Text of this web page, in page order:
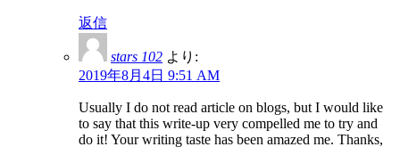
返信
stars 102 より:
2019年8月4日 9:51 AM
Usually I do not read article on blogs, but I would like
to say that this write-up very compelled me to try and
do it! Your writing taste has been amazed me. Thanks,